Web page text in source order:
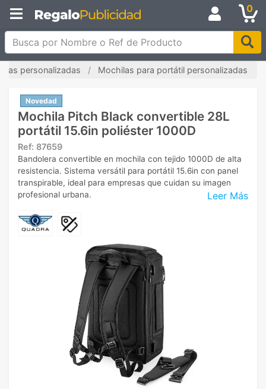
0
Busca por Nombre o Ref de Producto
personalizadas Mochilas para portátil personalizadas
Novedad
Mochila Pitch Black convertible 28L
portátil 15.6in poliéster 1000D
Ref: 87659
Leer Más
Bandolera convertible en mochila con tejido 1000D de alta
resistencia. Sistema versátil para portátil 15.6in con panel
transpirable, ideal para empresas que cuidan su imagen
profesional urbana.